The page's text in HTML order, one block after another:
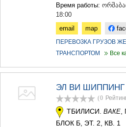
Время работы:
18:00
email
map
ПЕРЕВОЗКА ГРУЗОВ
ТРАНСПОРТОМ
Все
ЭЛ ВИ
(0
ТБИЛИСИ. ВАКЕ,
БЛОК Б, ЭТ. 2, КВ. 1